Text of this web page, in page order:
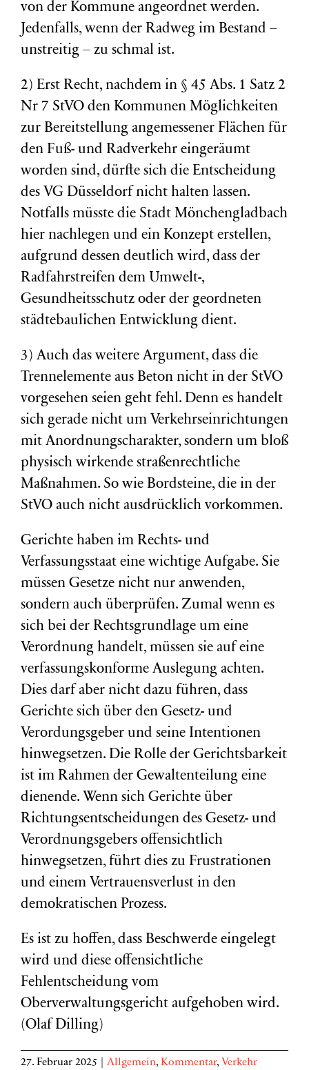
von der Kommune angeordnet werden.
Jedenfalls, wenn der Radweg im Bestand –
unstreitig – zu schmal ist.
2) Erst Recht, nachdem in § 45 Abs. 1 Satz 2
Nr 7 StVO den Kommunen Möglichkeiten
zur Bereitstellung angemessener Flächen für
den Fuß- und Radverkehr eingeräumt
worden sind, dürfte sich die Entscheidung
des VG Düsseldorf nicht halten lassen.
Notfalls müsste die Stadt Mönchengladbach
hier nachlegen und ein Konzept erstellen,
aufgrund dessen deutlich wird, dass der
Radfahrstreifen dem Umwelt-,
Gesundheitsschutz oder der geordneten
städtebaulichen Entwicklung dient.
3) Auch das weitere Argument, dass die
Trennelemente aus Beton nicht in der StVO
vorgesehen seien geht fehl. Denn es handelt
sich gerade nicht um Verkehrseinrichtungen
mit Anordnungscharakter, sondern um bloß
physisch wirkende straßenrechtliche
Maßnahmen. So wie Bordsteine, die in der
StVO auch nicht ausdrücklich vorkommen.
Gerichte haben im Rechts- und
Verfassungsstaat eine wichtige Aufgabe. Sie
müssen Gesetze nicht nur anwenden,
sondern auch überprüfen. Zumal wenn es
sich bei der Rechtsgrundlage um eine
Verordnung handelt, müssen sie auf eine
verfassungskonforme Auslegung achten.
Dies darf aber nicht dazu führen, dass
Gerichte sich über den Gesetz- und
Verordungsgeber und seine Intentionen
hinwegsetzen. Die Rolle der Gerichtsbarkeit
ist im Rahmen der Gewaltenteilung eine
dienende. Wenn sich Gerichte über
Richtungsentscheidungen des Gesetz- und
Verordnungsgebers offensichtlich
hinwegsetzen, führt dies zu Frustrationen
und einem Vertrauensverlust in den
demokratischen Prozess.
Es ist zu hoffen, dass Beschwerde eingelegt
wird und diese offensichtliche
Fehlentscheidung vom
Oberverwaltungsgericht aufgehoben wird.
(Olaf Dilling)
27. Februar 2025 Allgemein, Kommentar, Verkehr